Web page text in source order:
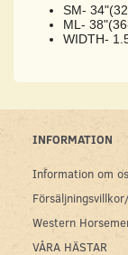
SM-
ML-
WIDTH-
INFORMATION
Information om
Western
VÅRA HÄSTAR